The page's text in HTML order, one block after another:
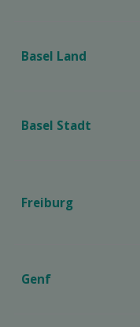
Basel Land
Basel Stadt
Freiburg
Genf